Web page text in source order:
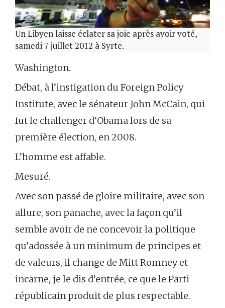
Un Libyen laisse éclater sa joie après avoir voté,
samedi 7 juillet 2012 à Syrte.
Washington.
Débat, à l’instigation du Foreign Policy
Institute, avec le sénateur John McCain, qui
fut le challenger d’Obama lors de sa
première élection, en 2008.
L’homme est affable.
Mesuré.
Avec son passé de gloire militaire, avec son
allure, son panache, avec la façon qu’il
semble avoir de ne concevoir la politique
qu’adossée à un minimum de principes et
de valeurs, il change de Mitt Romney et
incarne, je le dis d’entrée, ce que le Parti
républicain produit de plus respectable.